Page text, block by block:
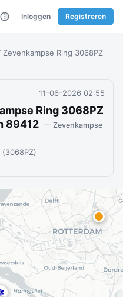
Inloggen Registreren
Zevenkampse Ring 3068PZ
11-06-2026 02:55
Ring 3068PZ
89412 — Zevenkampse
(3068PZ)